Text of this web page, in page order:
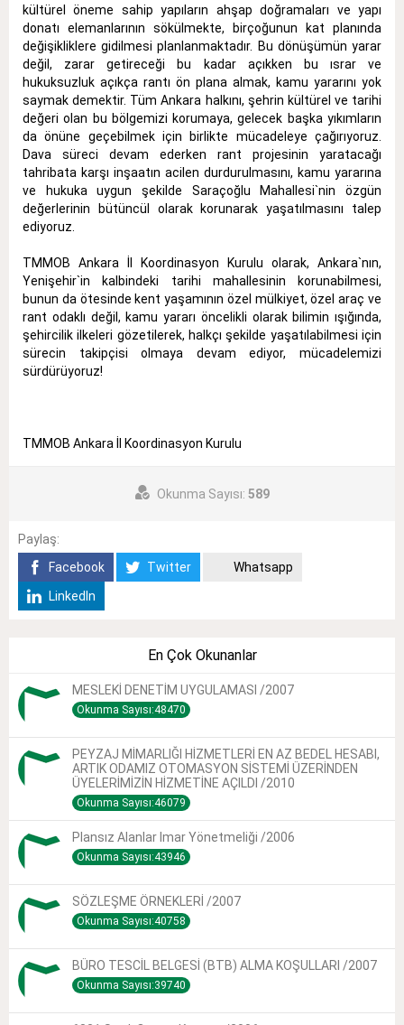
kültürel öneme sahip yapıların ahşap doğramaları ve yapı
donatı elemanlarının sökülmekte, birçoğunun kat planında
değişikliklere gidilmesi planlanmaktadır. Bu dönüşümün yarar
değil, zarar getireceği bu kadar açıkken bu ısrar ve
hukuksuzluk açıkça rantı ön plana almak, kamu yararını yok
saymak demektir. Tüm Ankara halkını, şehrin kültürel ve tarihi
değeri olan bu bölgemizi korumaya, gelecek başka yıkımların
da önüne geçebilmek için birlikte mücadeleye çağırıyoruz.
Dava süreci devam ederken rant projesinin yaratacağı
tahribata karşı inşaatın acilen durdurulmasını, kamu yararına
ve hukuka uygun şekilde Saraçoğlu Mahallesi`nin özgün
değerlerinin bütüncül olarak korunarak yaşatılmasını talep
ediyoruz.
TMMOB Ankara İl Koordinasyon Kurulu olarak, Ankara`nın,
Yenişehir`in kalbindeki tarihi mahallesinin korunabilmesi,
bunun da ötesinde kent yaşamının özel mülkiyet, özel araç ve
rant odaklı değil, kamu yararı öncelikli olarak bilimin ışığında,
şehircilik ilkeleri gözetilerek, halkçı şekilde yaşatılabilmesi için
sürecin takipçisi olmaya devam ediyor, mücadelemizi
sürdürüyoruz!
TMMOB Ankara İl Koordinasyon Kurulu
Okunma Sayısı: 589
Paylaş:
Facebook
Twitter
Whatsapp
LinkedIn
En Çok Okunanlar
MESLEKİ DENETİM UYGULAMASI /2007
Okunma Sayısı:48470
PEYZAJ MİMARLIĞI HİZMETLERİ EN AZ BEDEL HESABI,
ARTIK ODAMIZ OTOMASYON SİSTEMİ ÜZERİNDEN
ÜYELERİMİZİN HİZMETİNE AÇILDI /2010
Okunma Sayısı:46079
Plansız Alanlar Imar Yönetmeliği /2006
Okunma Sayısı:43946
SÖZLEŞME ÖRNEKLERİ /2007
Okunma Sayısı:40758
BÜRO TESCİL BELGESİ (BTB) ALMA KOŞULLARI /2007
Okunma Sayısı:39740